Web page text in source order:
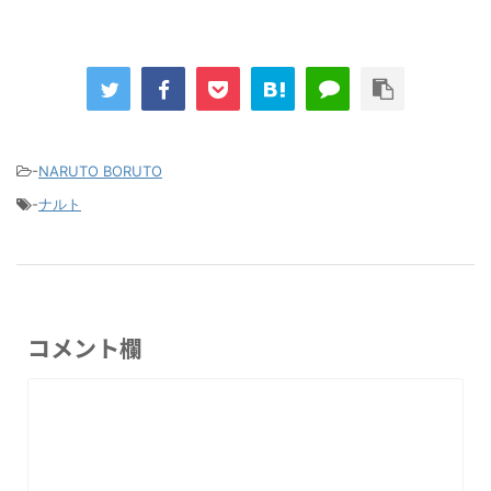
-NARUTO BORUTO
-ナルト
コメント欄